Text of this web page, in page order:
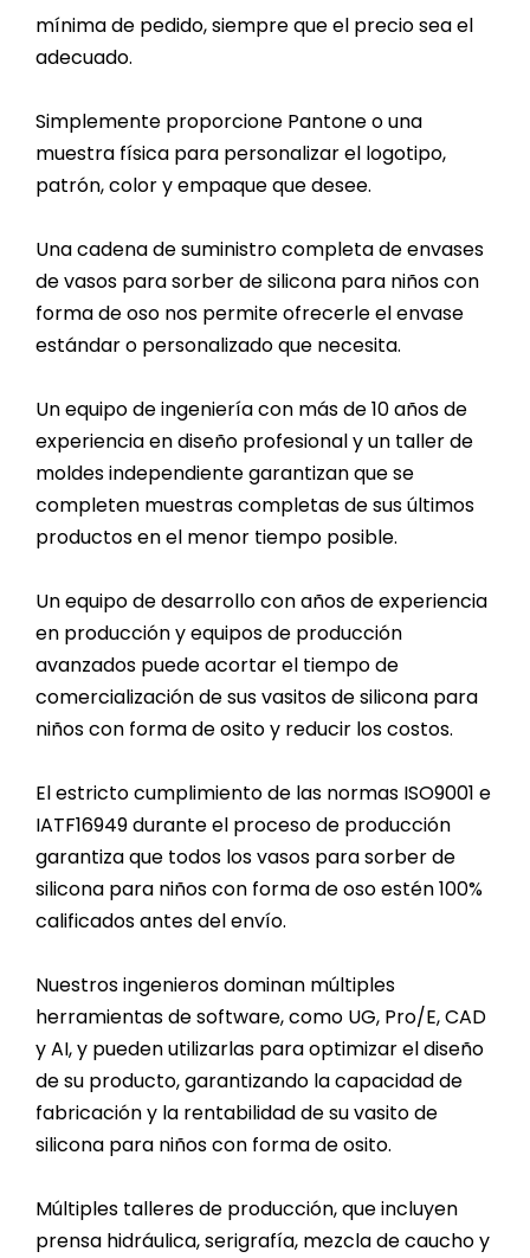
mínima de pedido, siempre que el precio sea el
adecuado.
Simplemente proporcione Pantone o una
muestra física para personalizar el logotipo,
patrón, color y empaque que desee.
Una cadena de suministro completa de envases
de vasos para sorber de silicona para niños con
forma de oso nos permite ofrecerle el envase
estándar o personalizado que necesita.
Un equipo de ingeniería con más de 10 años de
experiencia en diseño profesional y un taller de
moldes independiente garantizan que se
completen muestras completas de sus últimos
productos en el menor tiempo posible.
Un equipo de desarrollo con años de experiencia
en producción y equipos de producción
avanzados puede acortar el tiempo de
comercialización de sus vasitos de silicona para
niños con forma de osito y reducir los costos.
El estricto cumplimiento de las normas ISO9001 e
IATF16949 durante el proceso de producción
garantiza que todos los vasos para sorber de
silicona para niños con forma de oso estén 100%
calificados antes del envío.
Nuestros ingenieros dominan múltiples
herramientas de software, como UG, Pro/E, CAD
y AI, y pueden utilizarlas para optimizar el diseño
de su producto, garantizando la capacidad de
fabricación y la rentabilidad de su vasito de
silicona para niños con forma de osito.
Múltiples talleres de producción, que incluyen
prensa hidráulica, serigrafía, mezcla de caucho y